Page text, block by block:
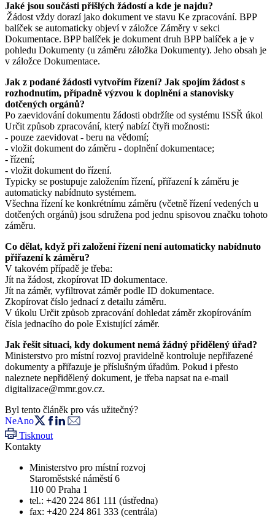
Jaké jsou součásti přišlých žádostí a kde je najdu?
Žádost vždy dorazí jako dokument ve stavu Ke zpracování. BPP
balíček se automaticky objeví v záložce Záměry v sekci
Dokumentace. BPP balíček je dokument druh BPP balíček a je v
pohledu Dokumenty (u záměru záložka Dokumenty). Jeho obsah je
v záložce Dokumentace.
Jak z podané žádosti vytvořím řízení? Jak spojím žádost s
rozhodnutím, případně výzvou k doplnění a stanovisky
dotčených orgánů?
Po zaevidování dokumentu žádosti obdržíte od systému ISSŘ úkol
Určit způsob zpracování, který nabízí čtyři možnosti:
- pouze zaevidovat - beru na vědomí;
- vložit dokument do záměru - doplnění dokumentace;
- řízení;
- vložit dokument do řízení.
Typicky se postupuje založením řízení, přiřazení k záměru je
automaticky nabídnuto systémem.
Všechna řízení ke konkrétnímu záměru (včetně řízení vedených u
dotčených orgánů) jsou sdružena pod jednu spisovou značku tohoto
záměru.
Co dělat, když při založení řízení není automaticky nabídnuto
přiřazení k záměru?
V takovém případě je třeba:
Jít na žádost, zkopírovat ID dokumentace.
Jít na záměr, vyfiltrovat záměr podle ID dokumentace.
Zkopírovat číslo jednací z detailu záměru.
V úkolu Určit způsob zpracování dohledat záměr zkopírováním
čísla jednacího do pole Existující záměr.
Jak řešit situaci, kdy dokument nemá žádný přidělený úřad?
Ministerstvo pro místní rozvoj pravidelně kontroluje nepřiřazené
dokumenty a přiřazuje je příslušným úřadům. Pokud i přesto
naleznete nepřidělený dokument, je třeba napsat na e-mail
digitalizace@mmr.gov.cz.
Byl tento článěk pro vás užitečný?
NeAno
Tisknout
Kontakty
Ministerstvo pro místní rozvoj
Staroměstské náměstí 6
110 00 Praha 1
tel.: +420 224 861 111 (ústředna)
fax: +420 224 861 333 (centrála)